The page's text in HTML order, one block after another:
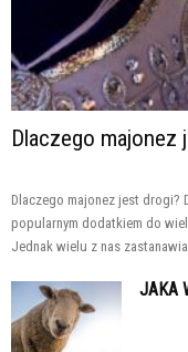
Dlaczego majonez
Dlaczego majonez jest drogi?
popularnym dodatkiem do
Jednak wielu z nas
JAKA